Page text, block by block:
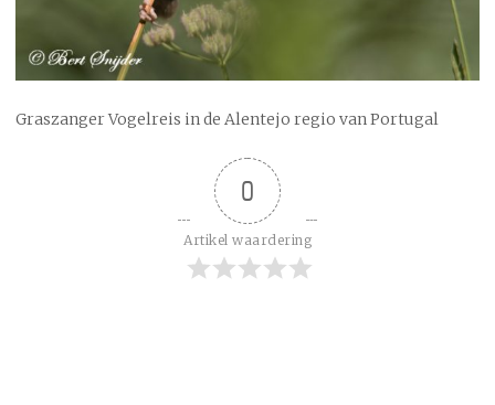
Graszanger Vogelreis in de Alentejo regio van Portugal
0
Artikel waardering